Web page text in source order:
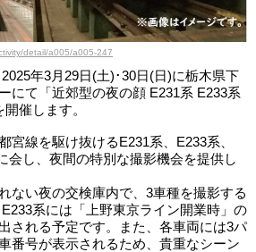
detail/a005/a005-247
年3月29日(土)･30日(日)に栃木県下
にて「近郊型の夜の顔 E231系 E233系
催します。
宮線を駆け抜けるE231系、E233系、
会し、夜間の特別な撮影機会を提供し
ない夜の交検庫内で、3車種を撮影する
系には「上野東京ライン開業時」の
される予定です。また、各車両には3パ
番号が表示されるため、貴重なシーン